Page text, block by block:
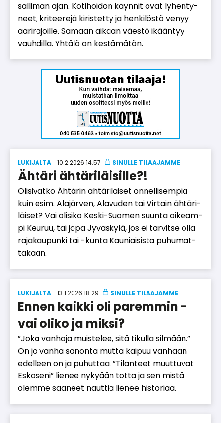
sal­li­man ajan. Ko­ti­hoi­don käyn­nit ovat ly­hen­ty­
neet, kri­tee­re­jä ki­ris­tet­ty ja hen­ki­lös­tö ve­nyy
ää­ri­ra­joil­le. Sa­maan ai­kaan vä­es­tö ikään­tyy
vauh­dil­la. Yh­tä­lö on kes­tä­mä­tön.
LUKIJALTA 10.2.2026 14.57
Ähtäri ähtäriläisille?!
Oli­si­vat­ko Äh­tä­rin äh­tä­ri­läi­set on­nel­li­sem­pia
kuin esim. Ala­jär­ven, Ala­vu­den tai Vir­tain äh­tä­ri­
läi­set? Vai oli­si­ko Kes­ki-Suo­men suun­ta oi­ke­am­
pi Keu­ruu, tai jopa Jy­väs­ky­lä, jos ei tar­vit­se ol­la
ra­ja­kau­pun­ki tai -kun­ta Kau­ni­ai­sis­ta pu­hu­mat­
ta­kaan.
LUKIJALTA 13.1.2026 18.29
Ennen kaikki oli paremmin -
vai oliko ja miksi?
”Joka van­ho­ja muis­te­lee, sitä ti­kul­la sil­mään.”
On jo van­ha sa­non­ta mut­ta kai­puu van­haan
edel­leen on ja pu­hut­taa. ”Ti­lan­teet muut­tu­vat
Es­ko­se­ni” lie­nee ny­ky­ään tot­ta ja sen mis­tä
olem­me saa­neet naut­tia lie­nee his­to­ri­aa.